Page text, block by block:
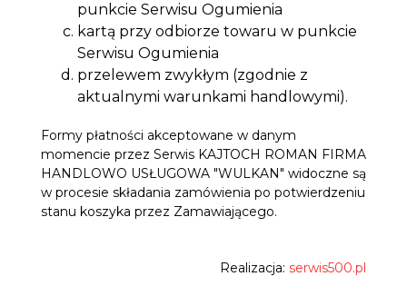
punkcie Serwisu Ogumienia
kartą przy odbiorze towaru w punkcie
Serwisu Ogumienia
przelewem zwykłym (zgodnie z
aktualnymi warunkami handlowymi).
Formy płatności akceptowane w danym
momencie przez Serwis KAJTOCH ROMAN FIRMA
HANDLOWO USŁUGOWA "WULKAN" widoczne są
w procesie składania zamówienia po potwierdzeniu
stanu koszyka przez Zamawiającego.
Realizacja: serwis500.pl